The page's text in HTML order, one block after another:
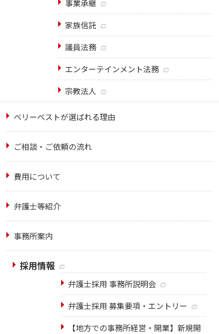
事業承継
家族信託
議員法務
エンターテインメント法務
宗教法人
ベリーベストが選ばれる理由
ご相談・ご依頼の流れ
費用について
弁護士等紹介
事務所案内
採用情報
弁護士採用 事務所説明会
弁護士採用 募集要項・エントリー
【地方での事務所経営・開業】新規開